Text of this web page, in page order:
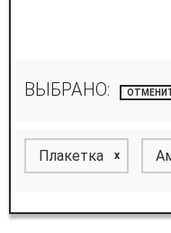
ВЫБРАНО:
Плакетка x